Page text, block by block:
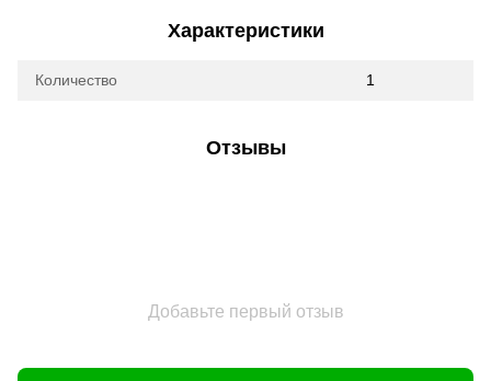
Характеристики
Количество 1
Отзывы
Добавьте первый отзыв